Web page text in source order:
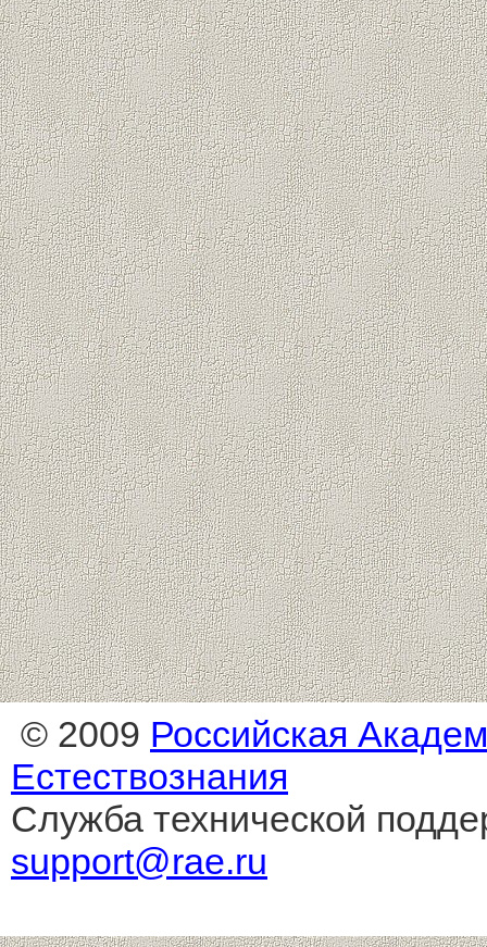
© 2009 Российская
Естествознания
Служба технической
support@rae.ru